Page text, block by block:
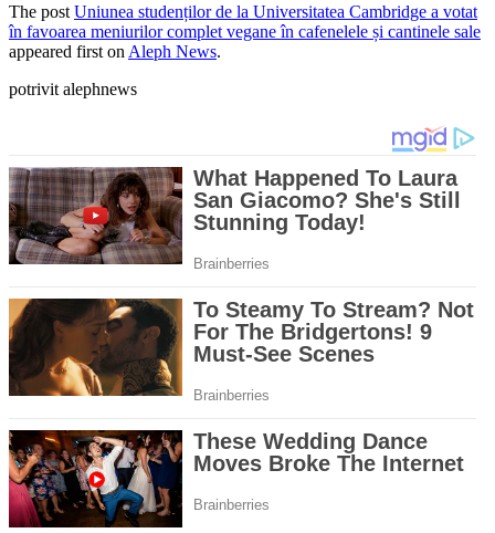
The post Uniunea studenților de la Universitatea Cambridge a votat
în favoarea meniurilor complet vegane în cafenelele și cantinele sale
appeared first on Aleph News.
potrivit alephnews